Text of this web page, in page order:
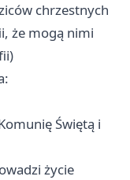
chrzestnych
że mogą nimi
Świętą i
życie